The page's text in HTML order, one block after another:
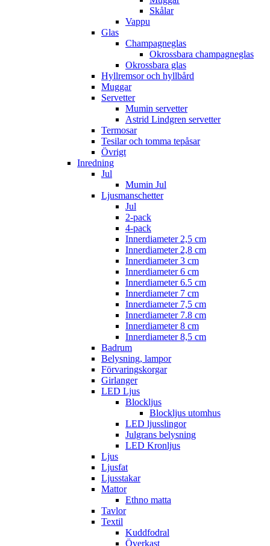
Skålar
Vappu
Glas
Champagneglas
Okrossbara champagneglas
Okrossbara glas
Hyllremsor och hyllbård
Muggar
Servetter
Mumin servetter
Astrid Lindgren servetter
Termosar
Tesilar och tomma tepåsar
Övrigt
Inredning
Jul
Mumin Jul
Ljusmanschetter
Jul
2-pack
4-pack
Innerdiameter 2,5 cm
Innerdiameter 2,8 cm
Innerdiameter 3 cm
Innerdiameter 6 cm
Innerdiameter 6.5 cm
Innerdiameter 7 cm
Innerdiameter 7,5 cm
Innerdiameter 7.8 cm
Innerdiameter 8 cm
Innerdiameter 8,5 cm
Badrum
Belysning, lampor
Förvaringskorgar
Girlanger
LED Ljus
Blockljus
Blockljus utomhus
LED ljusslingor
Julgrans belysning
LED Kronljus
Ljus
Ljusfat
Ljusstakar
Mattor
Ethno matta
Tavlor
Textil
Kuddfodral
Överkast